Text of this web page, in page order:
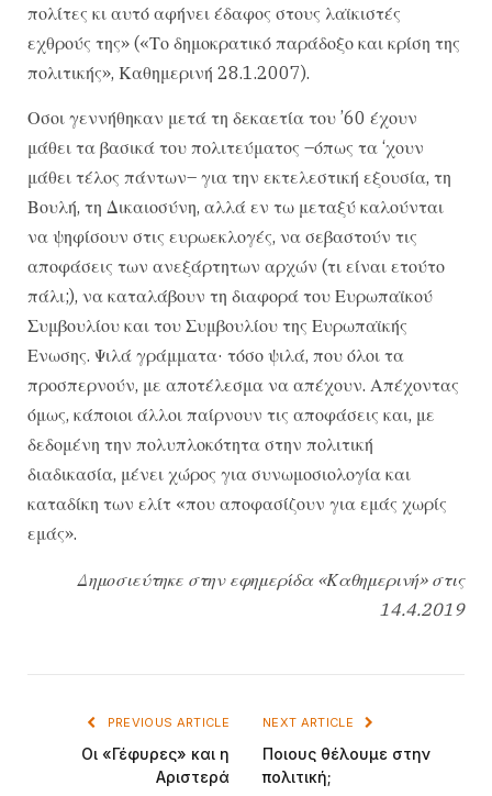
πολίτες κι αυτό αφήνει έδαφος στους λαϊκιστές
εχθρούς της» («Το δημοκρατικό παράδοξο και κρίση της
πολιτικής», Καθημερινή 28.1.2007).
Οσοι γεννήθηκαν μετά τη δεκαετία του ’60 έχουν
μάθει τα βασικά του πολιτεύματος –όπως τα ‘χουν
μάθει τέλος πάντων– για την εκτελεστική εξουσία, τη
Βουλή, τη Δικαιοσύνη, αλλά εν τω μεταξύ καλούνται
να ψηφίσουν στις ευρωεκλογές, να σεβαστούν τις
αποφάσεις των ανεξάρτητων αρχών (τι είναι ετούτο
πάλι;), να καταλάβουν τη διαφορά του Ευρωπαϊκού
Συμβουλίου και του Συμβουλίου της Ευρωπαϊκής
Ενωσης. Ψιλά γράμματα· τόσο ψιλά, που όλοι τα
προσπερνούν, με αποτέλεσμα να απέχουν. Απέχοντας
όμως, κάποιοι άλλοι παίρνουν τις αποφάσεις και, με
δεδομένη την πολυπλοκότητα στην πολιτική
διαδικασία, μένει χώρος για συνωμοσιολογία και
καταδίκη των ελίτ «που αποφασίζουν για εμάς χωρίς
εμάς».
Δημοσιεύτηκε στην εφημερίδα «Καθημερινή» στις
14.4.2019
PREVIOUS ARTICLE
Οι «Γέφυρες» και η
Αριστερά
NEXT ARTICLE
Ποιους θέλουμε στην
πολιτική;